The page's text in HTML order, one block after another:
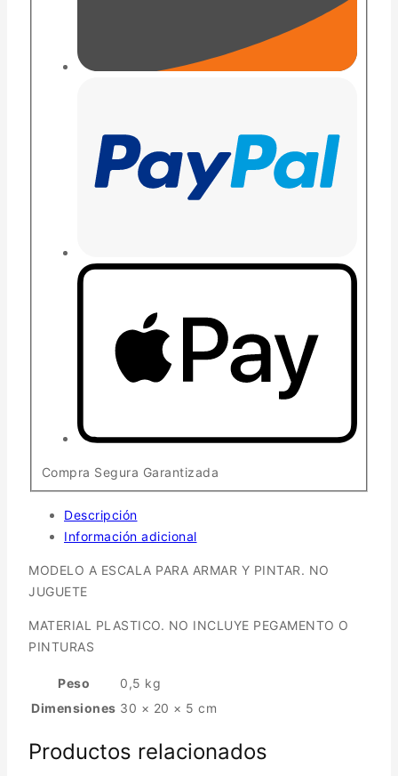
Compra Segura Garantizada
Descripción
Información adicional
MODELO A ESCALA PARA ARMAR Y PINTAR. NO
JUGUETE
MATERIAL PLASTICO. NO INCLUYE PEGAMENTO O
PINTURAS
Peso
0,5 kg
Dimensiones 30 × 20 × 5 cm
Productos relacionados